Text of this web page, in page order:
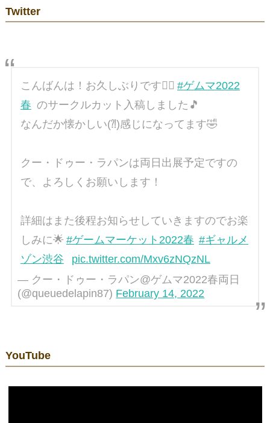
Twitter
こんばんは！お久しぶりです🙇‍♀ #ゲムマ2022
春 のサークルカット入稿しました🎵
なんだか懐かしい(⁈)感じになってます🤣
クー・ドゥー・ラパンは両日出展予定ですの
で、よろしくお願いします！
詳細はまた後程お知らせしていきますのでお楽
しみに🌟 #ゲームマーケット2022春 #ギャルメ
ゾン渋谷
pic.twitter.com/Mxv6zNQzNL
— クー・ドゥー・ラパン@ゲムマ2022春両日
(@queuedelapin87) February 14, 2022
YouTube